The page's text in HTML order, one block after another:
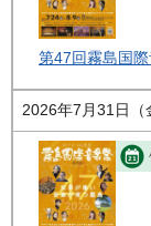
第47回霧島国
2026年7月31日（